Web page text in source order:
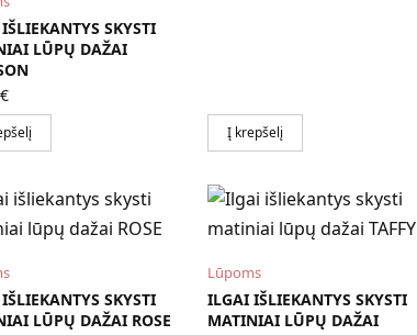
SKYSTI
LŪPŲ DAŽAI
€
Į krepšelį
SKYSTI
LŪPŲ DAŽAI ROSE
Lūpoms
ILGAI IŠLIEKANTYS SKYSTI
MATINIAI LŪPŲ DAŽAI